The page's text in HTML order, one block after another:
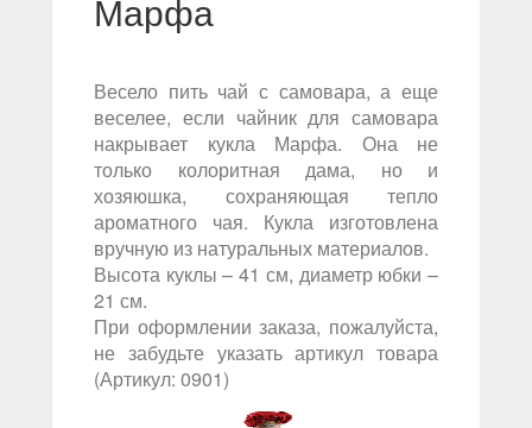
Марфа
Весело пить чай с самовара, а еще
веселее, если чайник для самовара
накрывает кукла Марфа. Она не
только колоритная дама, но и
хозяюшка, сохраняющая тепло
ароматного чая. Кукла изготовлена
вручную из натуральных материалов.
Высота куклы – 41 см, диаметр юбки –
21 см.
При оформлении заказа, пожалуйста,
не забудьте указать артикул товара
(Артикул: 0901)